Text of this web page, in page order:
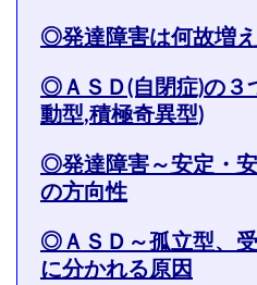
◎発達障害は何故増
◎ＡＳＤ(自閉症)の３
動型,積極奇異型)
◎発達障害～安定・
の方向性
◎ＡＳＤ～孤立型、
に分かれる原因